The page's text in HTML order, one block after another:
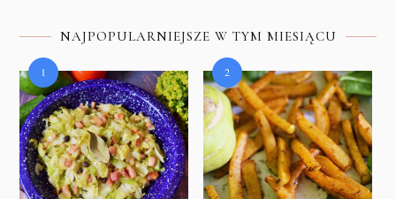
NAJPOPULARNIEJSZE W TYM MIESIĄCU